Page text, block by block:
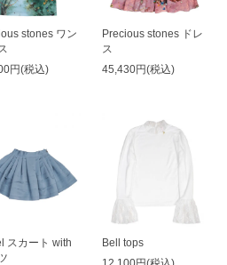
stones ワン
円(税込)
Precious stones ドレ
ス
45,430円(税込)
スカート with
Bell tops